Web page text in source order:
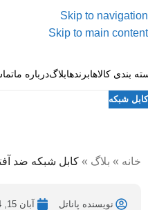
Skip to navigation
Skip to main content
بندی کالاهابرندهابلاگدرباره ما
کابل شبکه
خانه » بلاگ » کابل شبکه ضد
نویسنده پاناتل آبان 15, 1404